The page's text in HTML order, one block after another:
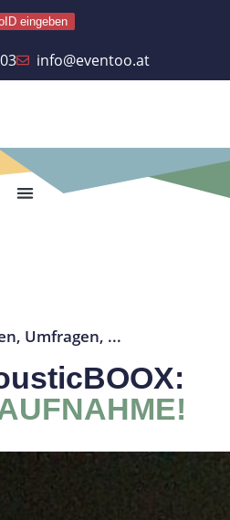
eingeben
info@eventoo.at
Umfragen, ...